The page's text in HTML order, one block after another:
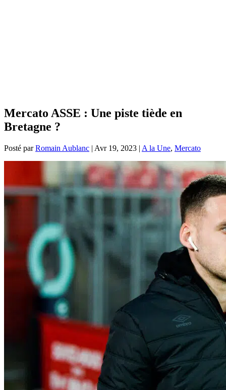
Mercato ASSE : Une piste tiède en
Bretagne ?
Posté parRomain Aublanc | Avr 19, 2023 | A la Une, Mercato